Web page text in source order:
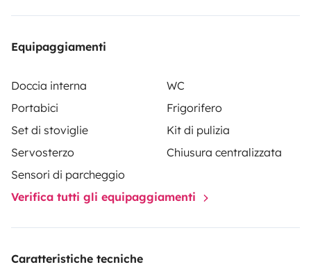
Equipaggiamenti
Doccia interna
WC
Portabici
Frigorifero
Set di stoviglie
Kit di pulizia
Servosterzo
Chiusura centralizzata
Sensori di parcheggio
Verifica tutti gli equipaggiamenti
Caratteristiche tecniche